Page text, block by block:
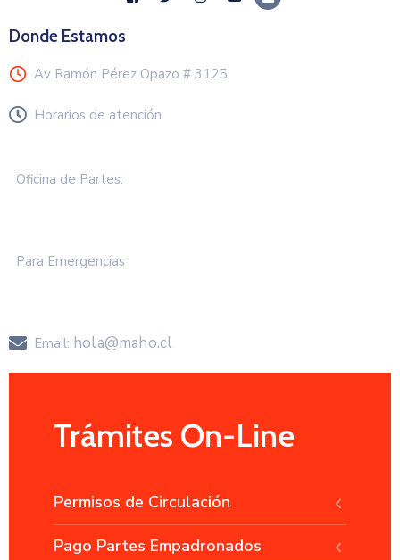
Donde Estamos
Av Ramón Pérez Opazo # 3125
Horarios de atención
Oficina de Partes:
Para Emergencias
Email: hola@maho.cl
Trámites On-Line
Permisos de Circulación
Pago Partes Empadronados